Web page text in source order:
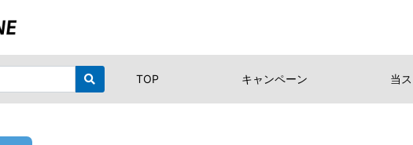
TOP キャンペーン 当